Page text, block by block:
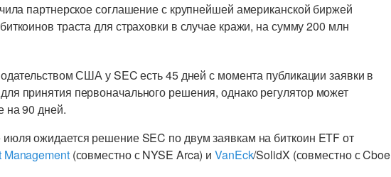
партнерское соглашение с крупнейшей американской биржей
траста для страховки в случае кражи, на сумму 200 млн
США у SEC есть 45 дней с момента публикации заявки в
принятия первоначального решения, однако регулятор может
на 90 дней.
ожидается решение SEC по двум заявкам на биткоин ETF от
Management(совместно с NYSE Arca) иVanEck/SolidX (совместно с Cboe